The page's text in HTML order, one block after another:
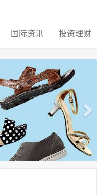
国际资讯 投资理财
一